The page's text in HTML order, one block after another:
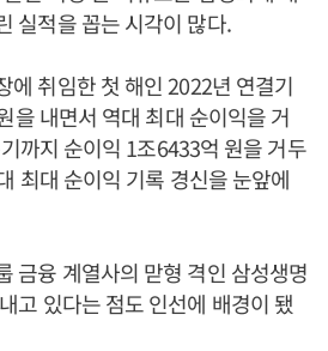
실적을 꼽는 시각이 많다.
에 취임한 첫 해인 2022년 연결기
을 내면서 역대 최대 순이익을 거
까지 순이익 1조6433억 원을 거두
최대 순이익 기록 경신을 눈앞에
금융 계열사의 맏형 격인 삼성생명
고 있다는 점도 인선에 배경이 됐